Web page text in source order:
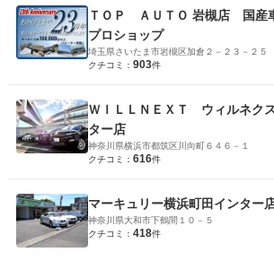
ＴＯＰ ＡＵＴＯ 岩槻店 国産
プロショップ
埼玉県さいたま市岩槻区加倉２－２３－２５
クチコミ： 903件
ＷＩＬＬＮＥＸＴ ウィルネク
ター店
神奈川県横浜市都筑区川向町６４６－１
クチコミ： 616件
マーキュリー横浜町田インター
神奈川県大和市下鶴間１０－５
クチコミ： 418件